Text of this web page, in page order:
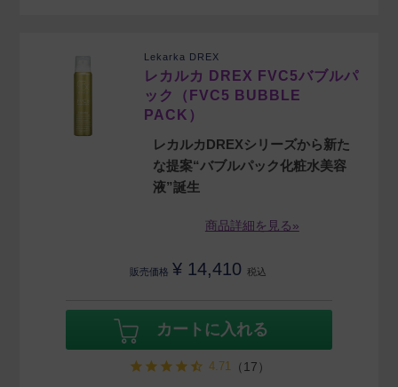
Lekarka DREX
レカルカ DREX FVC5バブルパ
ック（FVC5 BUBBLE
PACK）
レカルカDREXシリーズから新た
な提案“バブルパック化粧水美容
液”誕生
商品詳細を見る»
販売価格 ¥ 14,410 税込
カートに入れる
4.71（17）